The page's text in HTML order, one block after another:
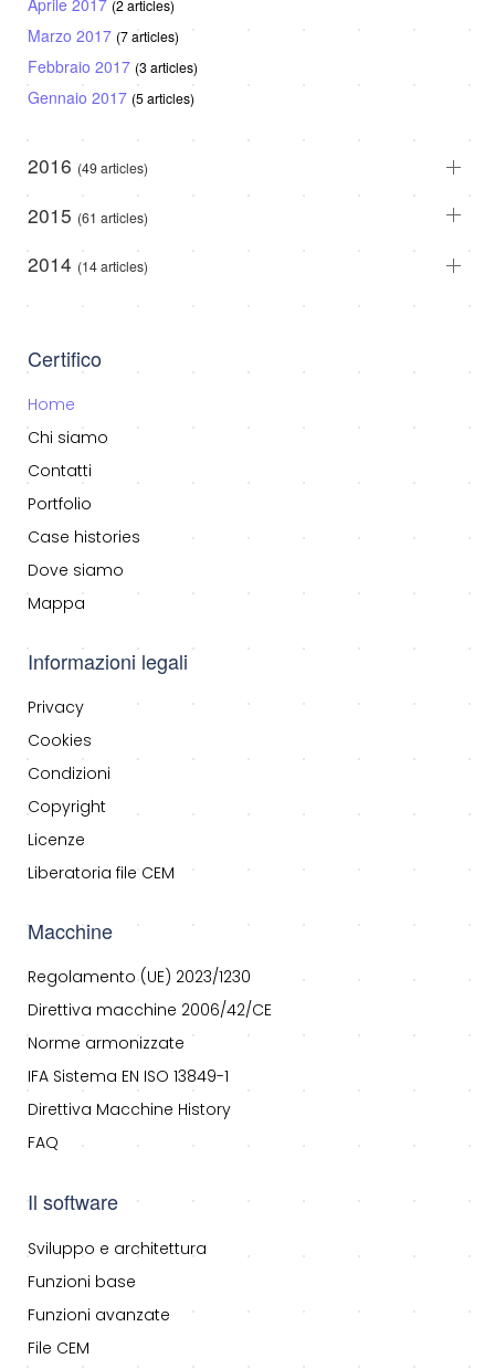
Aprile 2017 (2 articles)
Marzo 2017 (7 articles)
Febbraio 2017 (3 articles)
Gennaio 2017 (5 articles)
2016 (49 articles)
2015 (61 articles)
2014 (14 articles)
Certifico
Home
Chi siamo
Contatti
Portfolio
Case histories
Dove siamo
Mappa
Informazioni legali
Privacy
Cookies
Condizioni
Copyright
Licenze
Liberatoria file CEM
Macchine
Regolamento (UE) 2023/1230
Direttiva macchine 2006/42/CE
Norme armonizzate
IFA Sistema EN ISO 13849-1
Direttiva Macchine History
FAQ
Il software
Sviluppo e architettura
Funzioni base
Funzioni avanzate
File CEM